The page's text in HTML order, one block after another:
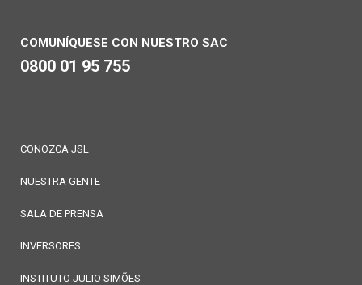
COMUNÍQUESE CON NUESTRO SAC
0800 01 95 755
CONOZCA JSL
NUESTRA GENTE
SALA DE PRENSA
INVERSORES
INSTITUTO JULIO SIMÕES